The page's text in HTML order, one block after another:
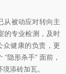
被动应对转向主
的专业检测，及时
众健康的负责，更
隐形杀手" 面前，
添砖加瓦。